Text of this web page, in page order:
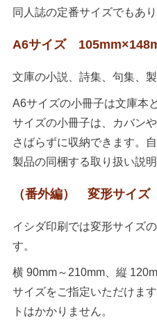
同人誌の定番サイズでもあり
A6サイズ
文庫の小説、詩集、句集、
A6サイズの小冊子は文庫本
サイズの小冊子は、カバン
さばらずに収納できます。
製品の同梱する取り扱い説
（番外編） 変形サイズ
イシダ印刷では変形サイズ
す。
横 90mm～210mm、縦
サイズをご指定いただけま
トはかかりません。